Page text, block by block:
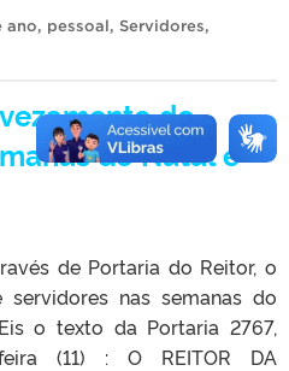
ano, pessoal, Servidores,
de
do Natal e
de Portaria do Reitor, o
servidores nas semanas do
o texto da Portaria 2767,
(11) : O REITOR DA